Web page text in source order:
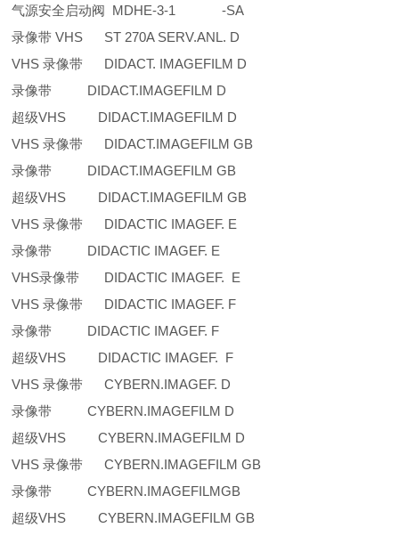
气源安全启动阀 MDHE-3-1 -SA
录像带 VHS ST 270A SERV.ANL. D
VHS 录像带 DIDACT. IMAGEFILM D
录像带 DIDACT.IMAGEFILM D
超级VHS DIDACT.IMAGEFILM D
VHS 录像带 DIDACT.IMAGEFILM GB
录像带 DIDACT.IMAGEFILM GB
超级VHS DIDACT.IMAGEFILM GB
VHS 录像带 DIDACTIC IMAGEF. E
录像带 DIDACTIC IMAGEF. E
VHS录像带 DIDACTIC IMAGEF. E
VHS 录像带 DIDACTIC IMAGEF. F
录像带 DIDACTIC IMAGEF. F
超级VHS DIDACTIC IMAGEF. F
VHS 录像带 CYBERN.IMAGEF. D
录像带 CYBERN.IMAGEFILM D
超级VHS CYBERN.IMAGEFILM D
VHS 录像带 CYBERN.IMAGEFILM GB
录像带 CYBERN.IMAGEFILMGB
超级VHS CYBERN.IMAGEFILM GB